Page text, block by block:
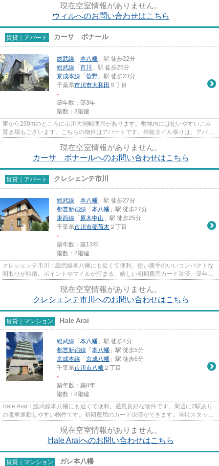
現在空室情報がありません。
ウィルへのお問い合わせはこちら
賃貸｜アパート カーサ ボナール
総武線 「 本八幡 」駅 徒歩22分
総武線 「 市川
」駅 徒歩25分
京成本線 「 菅野 」駅 徒歩23分
千葉県市川市大和田 ５丁目
-
築年数：築3年
階数：3階建
家から290mのところに市川大洲郵便局があります。敷地内には使いやすいごみ
置き場もございます。こちらの物件はアパートです。外観タイル張りは、アパー
現在空室情報がありません。
カーサ ボナールへのお問い合わせはこちら
賃貸｜アパート クレシェンテ市川
総武線 「 本八幡 」駅 徒歩27分
都営新宿線 「 本八幡 」駅 徒歩27分
東西線 「 原木中山 」駅 徒歩25分
千葉県市川市稲荷木 ２丁目
-
築年数：築13年
階数：2階建
クレシェンテ市川：総武線本八幡にも近くて便利。使い勝手のいいコンパクトな
間取りが特徴。ポイントやマイルが貯まる、嬉しい初期費用カード決済。築年数
現在空室情報がありません。
クレシェンテ市川へのお問い合わせはこちら
賃貸｜マンション Hale Arai
総武線 「 本八幡 」駅 徒歩4分
都営新宿線 「 本八幡 」駅 徒歩5分
京成本線 「 京成八幡 」駅 徒歩6分
千葉県市川市八幡 ２丁目
-
築年数：築8年
階数：8階建
Hale Arai：総武線本八幡にも近くて便利。通風良好な物件です。周辺に2駅あり
の電車通勤しやすい物件です。初期費用のカード決済ができます。当社スタッフ
現在空室情報がありません。
Hale Araiへのお問い合わせはこちら
賃貸｜マンション ガレ本八幡